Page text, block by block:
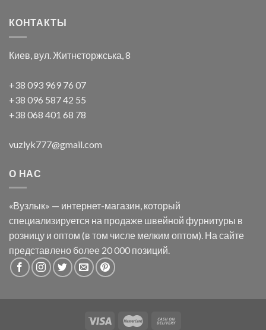
КОНТАКТЫ
Киев, вул. Житнєторжська, 8
+38 093 969 76 07
+38 096 587 42 55
+38 068 401 68 78
vuzlyk777@gmail.com
О НАС
«Вузлык» — интернет-магазин, который
специализируется на продаже швейной фурнитуры в
розницу и оптом (в том числе мелким оптом). На сайте
представлено более 20 000 позиций.